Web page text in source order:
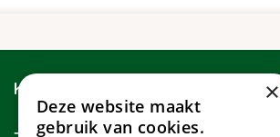
Klantenservice ×
Deze website maakt
gebruik van cookies.